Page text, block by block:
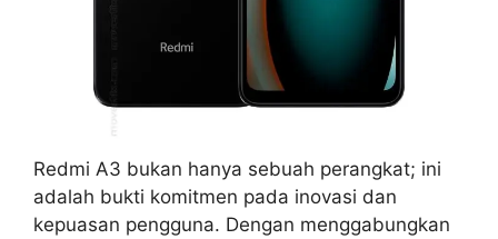
Redmi A3 bukan hanya sebuah perangkat; ini
adalah bukti komitmen pada inovasi dan
kepuasan pengguna. Dengan menggabungkan